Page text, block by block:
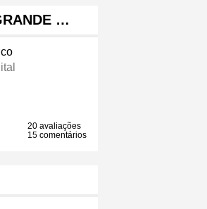
…
20 avaliações
15 comentários